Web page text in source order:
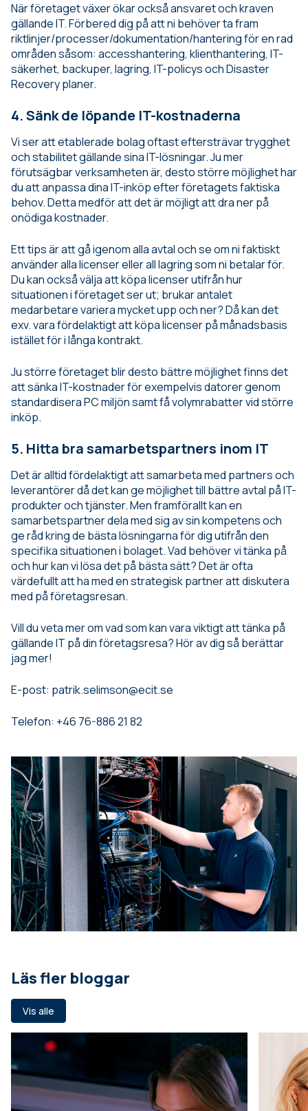
När företaget växer ökar också ansvaret och kraven
gällande IT. Förbered dig på att ni behöver ta fram
riktlinjer/processer/dokumentation/hantering för en rad
områden såsom: accesshantering, klienthantering, IT-
säkerhet, backuper, lagring, IT-policys och Disaster
Recovery planer.
4. Sänk de löpande IT-kostnaderna
Vi ser att etablerade bolag oftast eftersträvar trygghet
och stabilitet gällande sina IT-lösningar. Ju mer
förutsägbar verksamheten är, desto större möjlighet har
du att anpassa dina IT-inköp efter företagets faktiska
behov. Detta medför att det är möjligt att dra ner på
onödiga kostnader.
Ett tips är att gå igenom alla avtal och se om ni faktiskt
använder alla licenser eller all lagring som ni betalar för.
Du kan också välja att köpa licenser utifrån hur
situationen i företaget ser ut; brukar antalet
medarbetare variera mycket upp och ner? Då kan det
exv. vara fördelaktigt att köpa licenser på månadsbasis
istället för i långa kontrakt.
Ju större företaget blir desto bättre möjlighet finns det
att sänka IT-kostnader för exempelvis datorer genom
standardisera PC miljön samt få volymrabatter vid större
inköp.
5. Hitta bra samarbetspartners inom IT
Det är alltid fördelaktigt att samarbeta med partners och
leverantörer då det kan ge möjlighet till bättre avtal på IT-
produkter och tjänster. Men framförallt kan en
samarbetspartner dela med sig av sin kompetens och
ge råd kring de bästa lösningarna för dig utifrån den
specifika situationen i bolaget. Vad behöver vi tänka på
och hur kan vi lösa det på bästa sätt? Det är ofta
värdefullt att ha med en strategisk partner att diskutera
med på företagsresan.
Vill du veta mer om vad som kan vara viktigt att tänka på
gällande IT på din företagsresa? Hör av dig så berättar
jag mer!
E-post: patrik.selimson@ecit.se
Telefon: +46 76-886 21 82
Läs fler bloggar
Vis alle